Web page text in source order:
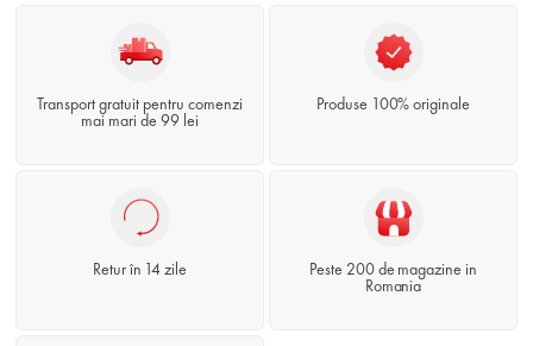
Transport gratuit pentru comenzi
mai mari de 99 lei
Produse 100% originale
Retur în 14 zile
Peste 200 de magazine in
Romania